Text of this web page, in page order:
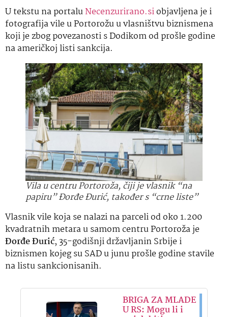
U tekstu na portaluNecenzurirano.siobjavljena je i
fotografija vile u Portorožu u vlasništvu biznismena
koji je zbog povezanosti s Dodikom od prošle godine
na američkoj listi sankcija.
Vila u centru Portoroža, čiji je vlasnik “na
papiru” Đorđe Đurić, također s “crne liste”
Vlasnik vile koja se nalazi na parceli od oko 1.200
kvadratnih metara u samom centru Portoroža je
Đorđe Đurić, 35-godišnji državljanin Srbije i
biznismen kojeg su SAD u junu prošle godine stavile
na listu sankcionisanih.
BRIGA ZA MLADE
U RS: Mogu li i